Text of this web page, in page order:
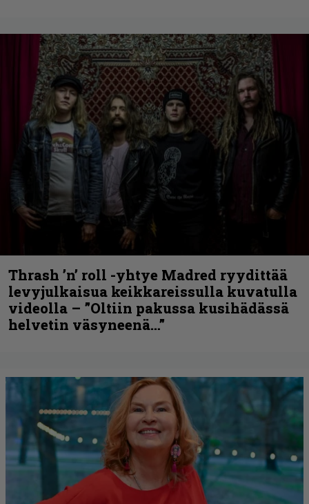
Thrash ’n’ roll -yhtye Madred ryydittää
levyjulkaisua keikkareissulla kuvatulla
videolla – ”Oltiin pakussa kusihädässä
helvetin väsyneenä…”